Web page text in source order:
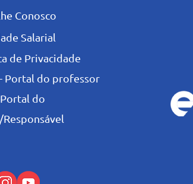
Conosco
Salarial
de Privacidade
Portal do professor
do